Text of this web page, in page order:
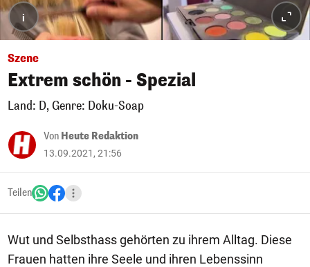
i
Szene
Extrem schön - Spezial
Land: D, Genre: Doku-Soap
Von Heute Redaktion
13.09.2021, 21:56
Teilen
Wut und Selbsthass gehörten zu ihrem Alltag. Diese
Frauen hatten ihre Seele und ihren Lebenssinn